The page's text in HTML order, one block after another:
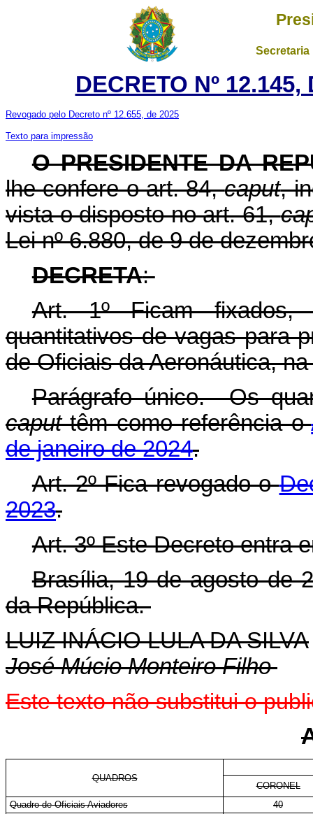
DECRETO Nº
Revogado pelo Decreto nº 12.655, de 2025
Texto para impressão
O PRESIDENTE DA
lhe confere o art. 84,caput,
vista o disposto no art. 61,
Lei nº 6.880, de 9 de
DECRETA:
Art. 1º Ficam
quantitativos de vagas para
de Oficiais da Aeronáutica,
Parágrafo único. Os
caputtêm como referência o
de janeiro de 2024.
Art. 2º Fica revogado o
2023.
Art. 3º Este Decreto entra
Brasília, 19 de agosto de
da República.
LUIZ INÁCIO LULA DA SILVA
José Múcio Monteiro Filho
Este texto não substitui o
QUADROS
CORONEL
Quadro de Oficiais Aviadores
40